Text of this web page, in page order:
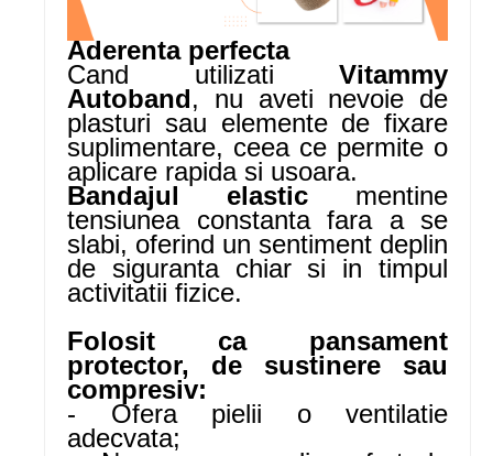
Aderenta perfecta
Cand utilizati Vitammy
Autoband, nu aveti nevoie de
plasturi sau elemente de fixare
suplimentare, ceea ce permite o
aplicare rapida si usoara.
Bandajul elastic mentine
tensiunea constanta fara a se
slabi, oferind un sentiment deplin
de siguranta chiar si in timpul
activitatii fizice.
Folosit ca pansament
protector, de sustinere sau
compresiv:
- Ofera pielii o ventilatie
adecvata;